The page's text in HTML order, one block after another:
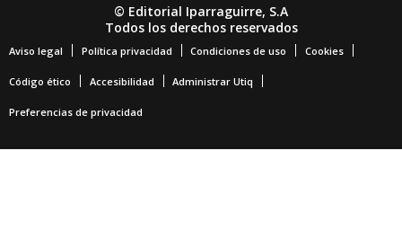
© Editorial Iparraguirre, S.A
Todos los derechos reservados
Aviso legal Política privacidad Condiciones de uso Cookies
Código ético Accesibilidad Administrar Utiq
Preferencias de privacidad